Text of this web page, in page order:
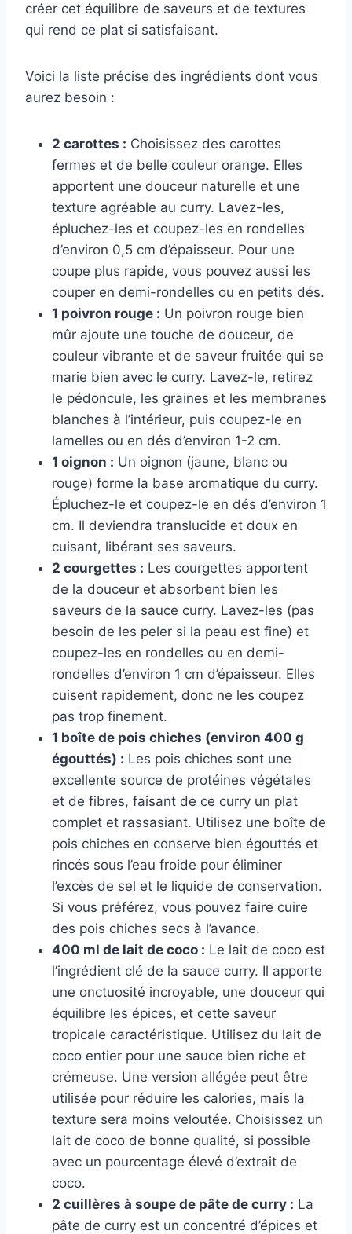
créer cet équilibre de saveurs et de textures
qui rend ce plat si satisfaisant.
Voici la liste précise des ingrédients dont vous
aurez besoin :
2 carottes : Choisissez des carottes
fermes et de belle couleur orange. Elles
apportent une douceur naturelle et une
texture agréable au curry. Lavez-les,
épluchez-les et coupez-les en rondelles
d’environ 0,5 cm d’épaisseur. Pour une
coupe plus rapide, vous pouvez aussi les
couper en demi-rondelles ou en petits dés.
1 poivron rouge : Un poivron rouge bien
mûr ajoute une touche de douceur, de
couleur vibrante et de saveur fruitée qui se
marie bien avec le curry. Lavez-le, retirez
le pédoncule, les graines et les membranes
blanches à l’intérieur, puis coupez-le en
lamelles ou en dés d’environ 1-2 cm.
1 oignon : Un oignon (jaune, blanc ou
rouge) forme la base aromatique du curry.
Épluchez-le et coupez-le en dés d’environ 1
cm. Il deviendra translucide et doux en
cuisant, libérant ses saveurs.
2 courgettes : Les courgettes apportent
de la douceur et absorbent bien les
saveurs de la sauce curry. Lavez-les (pas
besoin de les peler si la peau est fine) et
coupez-les en rondelles ou en demi-
rondelles d’environ 1 cm d’épaisseur. Elles
cuisent rapidement, donc ne les coupez
pas trop finement.
1 boîte de pois chiches (environ 400 g
égouttés) : Les pois chiches sont une
excellente source de protéines végétales
et de fibres, faisant de ce curry un plat
complet et rassasiant. Utilisez une boîte de
pois chiches en conserve bien égouttés et
rincés sous l’eau froide pour éliminer
l’excès de sel et le liquide de conservation.
Si vous préférez, vous pouvez faire cuire
des pois chiches secs à l’avance.
400 ml de lait de coco : Le lait de coco est
l’ingrédient clé de la sauce curry. Il apporte
une onctuosité incroyable, une douceur qui
équilibre les épices, et cette saveur
tropicale caractéristique. Utilisez du lait de
coco entier pour une sauce bien riche et
crémeuse. Une version allégée peut être
utilisée pour réduire les calories, mais la
texture sera moins veloutée. Choisissez un
lait de coco de bonne qualité, si possible
avec un pourcentage élevé d’extrait de
coco.
2 cuillères à soupe de pâte de curry : La
pâte de curry est un concentré d’épices et